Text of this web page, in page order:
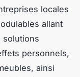
locales
allant
solutions
personnels,
ainsi